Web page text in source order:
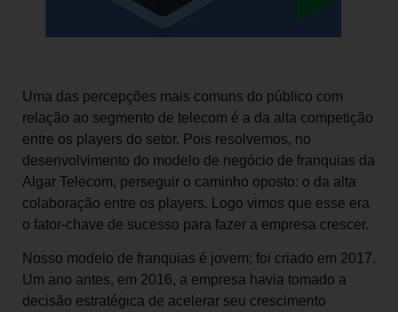
Uma das percepções mais comuns do público com
relação ao segmento de telecom é a da alta competição
entre os players do setor. Pois resolvemos, no
desenvolvimento do modelo de negócio de franquias da
Algar Telecom, perseguir o caminho oposto: o da alta
colaboração entre os players. Logo vimos que esse era
o fator-chave de sucesso para fazer a empresa crescer.
Nosso modelo de franquias é jovem; foi criado em 2017.
Um ano antes, em 2016, a empresa havia tomado a
decisão estratégica de acelerar seu crescimento